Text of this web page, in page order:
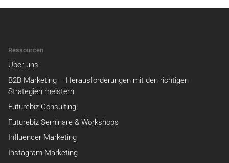
Ressourcen
Über uns
B2B Marketing – Herausforderungen mit den richtigen
Strategien meistern
Futurebiz Consulting
Futurebiz Seminare & Workshops
Influencer Marketing
Instagram Marketing